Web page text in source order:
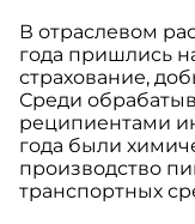
В отраслевом
года пришлись
страхование,
Среди
реципиентами
года были
производство
транспортных